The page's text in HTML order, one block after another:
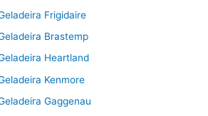
Frigidaire
Brastemp
Heartland
Kenmore
Gaggenau